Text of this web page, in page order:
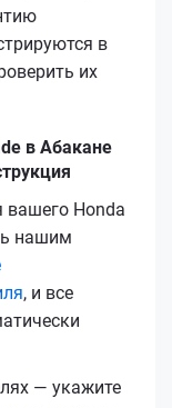
в
их
в Абакане
вашего Honda
нашим
, и все
— укажите